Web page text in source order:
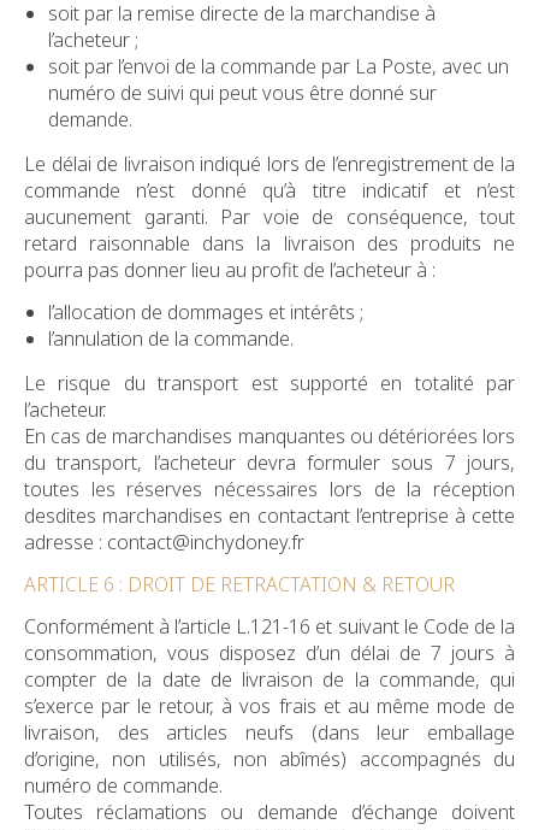
soit par la remise directe de la marchandise à
l’acheteur ;
soit par l’envoi de la commande par La Poste, avec un
numéro de suivi qui peut vous être donné sur
demande.
Le délai de livraison indiqué lors de l’enregistrement de la
commande n’est donné qu’à titre indicatif et n’est
aucunement garanti. Par voie de conséquence, tout
retard raisonnable dans la livraison des produits ne
pourra pas donner lieu au profit de l’acheteur à :
l’allocation de dommages et intérêts ;
l’annulation de la commande.
Le risque du transport est supporté en totalité par
l’acheteur.
En cas de marchandises manquantes ou détériorées lors
du transport, l’acheteur devra formuler sous 7 jours,
toutes les réserves nécessaires lors de la réception
desdites marchandises en contactant l’entreprise à cette
adresse : contact@inchydoney.fr
ARTICLE 6 : DROIT DE RETRACTATION & RETOUR
Conformément à l’article L.121-16 et suivant le Code de la
consommation, vous disposez d’un délai de 7 jours à
compter de la date de livraison de la commande, qui
s’exerce par le retour, à vos frais et au même mode de
livraison, des articles neufs (dans leur emballage
d’origine, non utilisés, non abîmés) accompagnés du
numéro de commande.
Toutes réclamations ou demande d’échange doivent